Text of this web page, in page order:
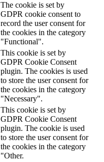
The cookie is set by
GDPR cookie consent to
record the user consent for
the cookies in the category
"Functional".
This cookie is set by
GDPR Cookie Consent
plugin. The cookies is used
to store the user consent for
the cookies in the category
"Necessary".
This cookie is set by
GDPR Cookie Consent
plugin. The cookie is used
to store the user consent for
the cookies in the category
"Other.